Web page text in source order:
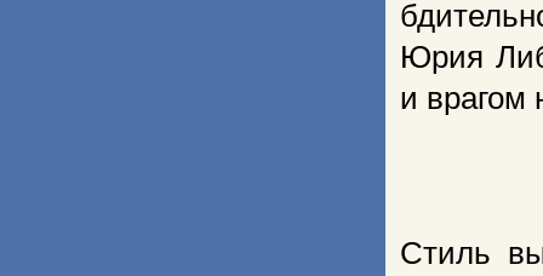
Юрия
и врагом
Стиль